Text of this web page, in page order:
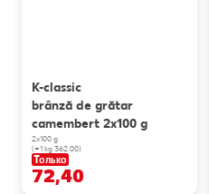
K-classic
brânză de grătar
camembert 2x100 g
2x100 g
(=1 kg 362.00)
Только
72,40